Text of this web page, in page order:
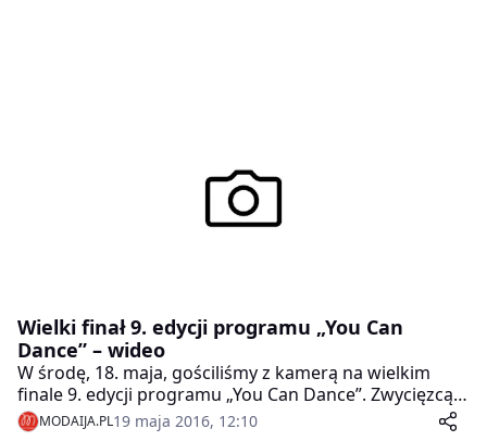
Wielki finał 9. edycji programu „You Can
Dance” – wideo
W środę, 18. maja, gościliśmy z kamerą na wielkim
finale 9. edycji programu „You Can Dance”. Zwycięzcą
został Stefano Silvino, który zmierzył się z Aleksandrą
MODAIJA.PL19 maja 2016, 12:10